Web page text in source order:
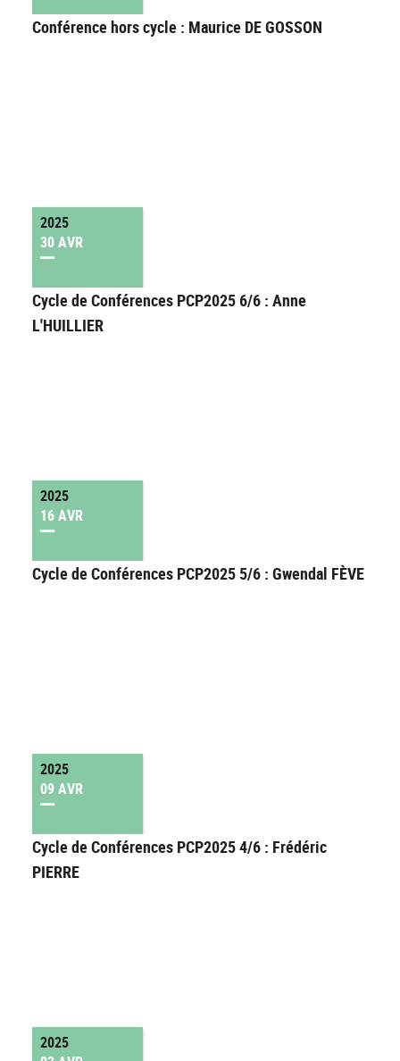
Conférence hors cycle : Maurice DE GOSSON
2025
30 AVR
Cycle de Conférences PCP2025 6/6 : Anne
L'HUILLIER
2025
16 AVR
Cycle de Conférences PCP2025 5/6 : Gwendal FÈVE
2025
09 AVR
Cycle de Conférences PCP2025 4/6 : Frédéric
PIERRE
2025